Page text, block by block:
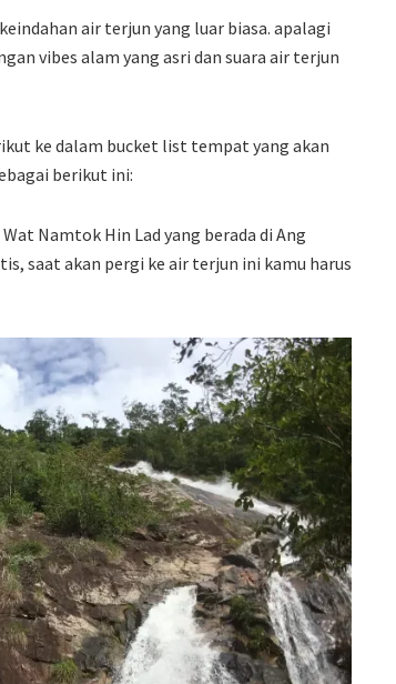
air terjun yang luar biasa. apalagi
vibes alam yang asri dan suara air terjun
ke dalam bucket list tempat yang akan
berikut ini:
Namtok Hin Lad yang berada di Ang
saat akan pergi ke air terjun ini kamu harus